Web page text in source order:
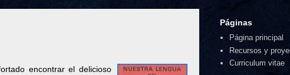
encontrar el delicioso
Páginas
Página principal
Recursos y
Curriculum vitae